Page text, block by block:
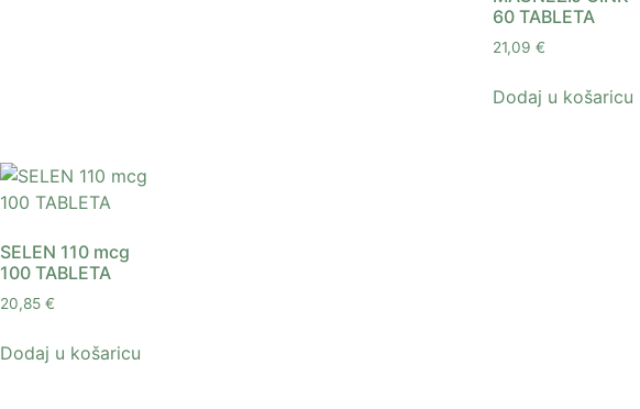
60 TABLETA
21,09 €
Dodaj u košaricu
SELEN 110 mcg
100 TABLETA
20,85 €
Dodaj u košaricu